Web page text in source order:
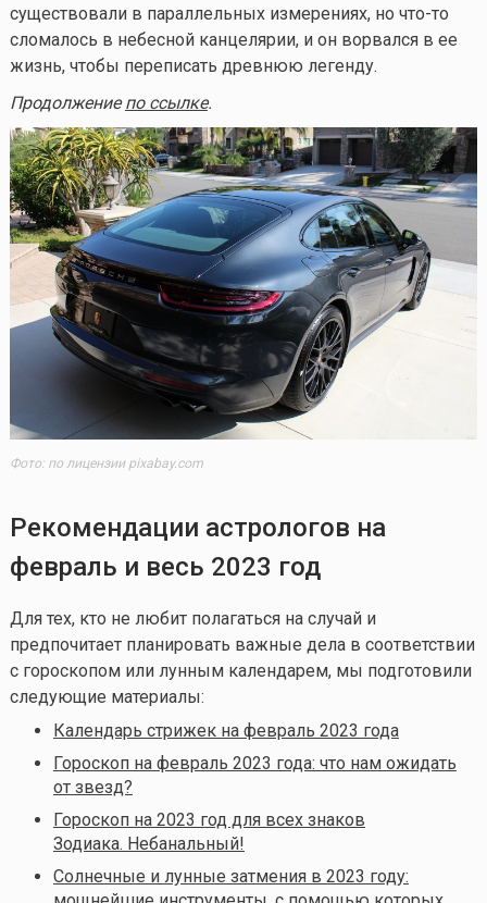
существовали в параллельных измерениях, но что-то
сломалось в небесной канцелярии, и он ворвался в ее
жизнь, чтобы переписать древнюю легенду.
Продолжениепо ссылке.
Фото: по лицензии pixabay.com
Рекомендации астрологов на
февраль и весь 2023 год
Для тех, кто не любит полагаться на случай и
предпочитает планировать важные дела в соответствии
с гороскопом или лунным календарем, мы подготовили
следующие материалы:
Календарь стрижек на февраль 2023 года
Гороскоп на февраль 2023 года: что нам ожидать
от звезд?
Гороскоп на 2023 год для всех знаков
Зодиака. Небанальный!
Солнечные и лунные затмения в 2023 году: